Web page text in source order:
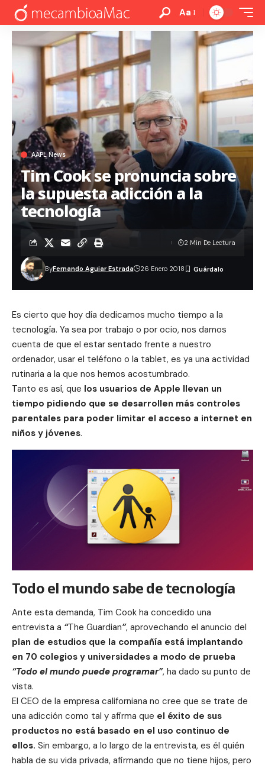
Aa
AAPL News
Tim Cook se pronuncia sobre
la supuesta adicción a la
tecnología
ByFernando Aguiar Estrada 26 Enero 2018
2 Min De Lectura
Es cierto que hoy día dedicamos mucho tiempo a la
tecnología. Ya sea por trabajo o por ocio, nos damos
cuenta de que el estar sentado frente a nuestro
ordenador, usar el teléfono o la tablet, es ya una actividad
rutinaria a la que nos hemos acostumbrado.
Tanto es así, que los usuarios de Apple llevan un
tiempo pidiendo que se desarrollen más controles
parentales para poder limitar el acceso a internet en
niños y jóvenes.
Todo el mundo sabe de tecnología
Ante esta demanda, Tim Cook ha concedido una
entrevista a “The Guardian”, aprovechando el anuncio del
plan de estudios que la compañía está implantando
en 70 colegios y universidades a modo de prueba
“Todo el mundo puede programar”, ha dado su punto de
vista.
El CEO de la empresa californiana no cree que se trate de
una adicción como tal y afirma que el éxito de sus
productos no está basado en el uso continuo de
ellos. Sin embargo, a lo largo de la entrevista, es él quién
habla de su vida privada, afirmando que no tiene hijos, pero